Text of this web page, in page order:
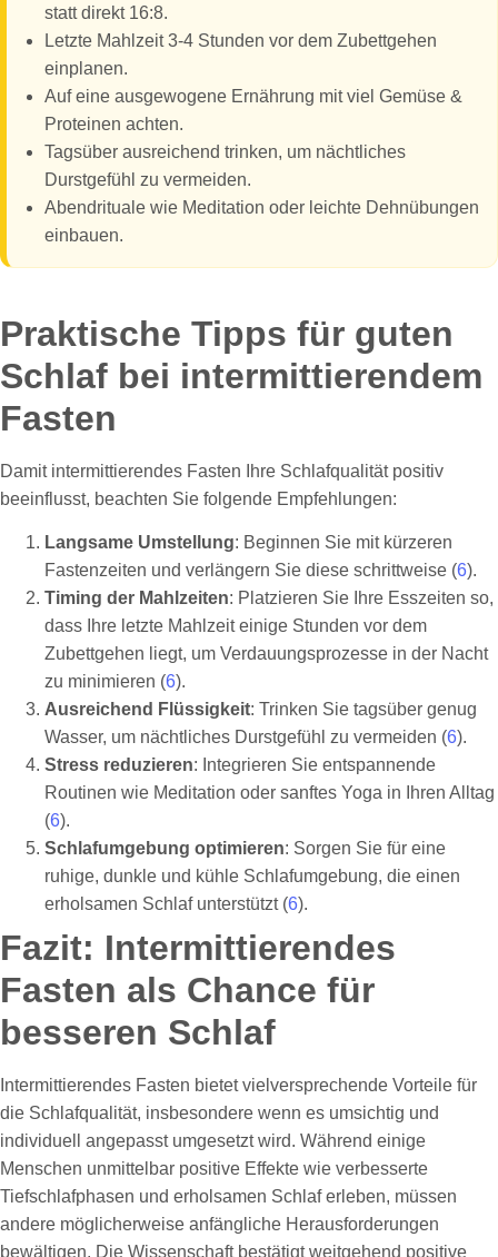
statt direkt 16:8.
Letzte Mahlzeit 3-4 Stunden vor dem Zubettgehen
einplanen.
Auf eine ausgewogene Ernährung mit viel Gemüse &
Proteinen achten.
Tagsüber ausreichend trinken, um nächtliches
Durstgefühl zu vermeiden.
Abendrituale wie Meditation oder leichte Dehnübungen
einbauen.
Praktische Tipps für guten
Schlaf bei intermittierendem
Fasten
Damit intermittierendes Fasten Ihre Schlafqualität positiv
beeinflusst, beachten Sie folgende Empfehlungen:
Langsame Umstellung: Beginnen Sie mit kürzeren
Fastenzeiten und verlängern Sie diese schrittweise (6).
Timing der Mahlzeiten: Platzieren Sie Ihre Esszeiten so,
dass Ihre letzte Mahlzeit einige Stunden vor dem
Zubettgehen liegt, um Verdauungsprozesse in der Nacht
zu minimieren (6).
Ausreichend Flüssigkeit: Trinken Sie tagsüber genug
Wasser, um nächtliches Durstgefühl zu vermeiden (6).
Stress reduzieren: Integrieren Sie entspannende
Routinen wie Meditation oder sanftes Yoga in Ihren Alltag
(6).
Schlafumgebung optimieren: Sorgen Sie für eine
ruhige, dunkle und kühle Schlafumgebung, die einen
erholsamen Schlaf unterstützt (6).
Fazit: Intermittierendes
Fasten als Chance für
besseren Schlaf
Intermittierendes Fasten bietet vielversprechende Vorteile für
die Schlafqualität, insbesondere wenn es umsichtig und
individuell angepasst umgesetzt wird. Während einige
Menschen unmittelbar positive Effekte wie verbesserte
Tiefschlafphasen und erholsamen Schlaf erleben, müssen
andere möglicherweise anfängliche Herausforderungen
bewältigen. Die Wissenschaft bestätigt weitgehend positive